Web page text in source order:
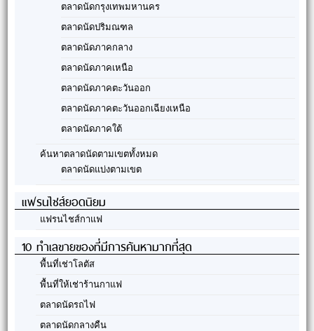
ตลาดนัดกรุงเทพมหานคร
ตลาดนัดปริมณฑล
ตลาดนัดภาคกลาง
ตลาดนัดภาคเหนือ
ตลาดนัดภาคตะวันออก
ตลาดนัดภาคตะวันออกเฉียงเหนือ
ตลาดนัดภาคใต้
ค้นหาตลาดนัดตามเขตทั้งหมด
ตลาดนัดแบ่งตามเขต
แฟรนไชส์ยอดนิยม
แฟรนไชส์กาแฟ
10 ทำเลขายของที่มีการค้นหามากที่สุด
พื้นที่เช่าโลตัส
พื้นที่ให้เช่าร้านกาแฟ
ตลาดนัดรถไฟ
ตลาดนัดกลางคืน